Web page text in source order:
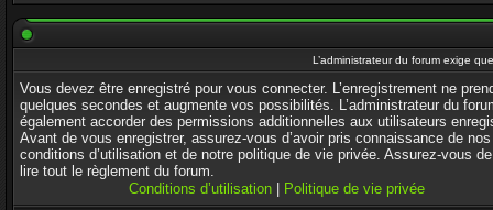
L’administrateur du forum exige
Vous devez être enregistré pour vous connecter. L’enregistrement ne
quelques secondes et augmente vos possibilités. L’administrateur du
également accorder des permissions additionnelles aux utilisateurs
Avant de vous enregistrer, assurez-vous d’avoir pris connaissance de nos
conditions d’utilisation et de notre politique de vie privée. Assurez-vous
lire tout le règlement du forum.
Conditions d’utilisation| Politique de vie privée